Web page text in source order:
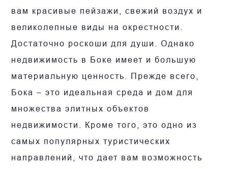
вам красивые пейзажи, свежий воздух и
великолепные виды на окрестности.
Достаточно роскоши для души. Однако
недвижимость в Боке имеет и большую
материальную ценность. Прежде всего,
Бока – это идеальная среда и дом для
множества элитных объектов
недвижимости. Кроме того, это одно из
самых популярных туристических
направлений, что дает вам возможность